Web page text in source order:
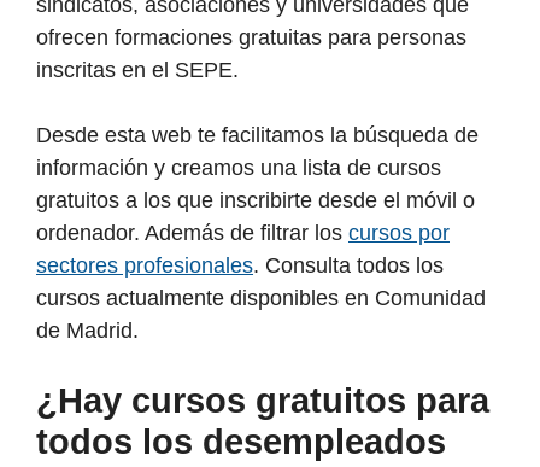
sindicatos, asociaciones y universidades que
ofrecen formaciones gratuitas para personas
inscritas en el SEPE.
Desde esta web te facilitamos la búsqueda de
información y creamos una lista de cursos
gratuitos a los que inscribirte desde el móvil o
ordenador. Además de filtrar los cursos por
sectores profesionales. Consulta todos los
cursos actualmente disponibles en Comunidad
de Madrid.
¿Hay cursos gratuitos para
todos los desempleados